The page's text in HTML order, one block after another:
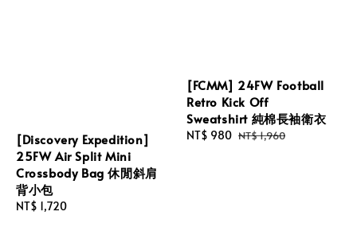
[Discovery Expedition]
25FW Air Split Mini
Crossbody Bag 休閒斜肩
背小包
Regular
NT$ 1,720
[FCMM] 24FW Football
Retro Kick Off
Sweatshirt 純棉長袖衛衣
Sale
NT$ 980 Regular
NT$ 1,960